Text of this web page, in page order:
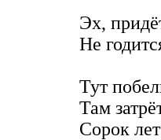
Эх,
Не
Тут
Там
Сорок